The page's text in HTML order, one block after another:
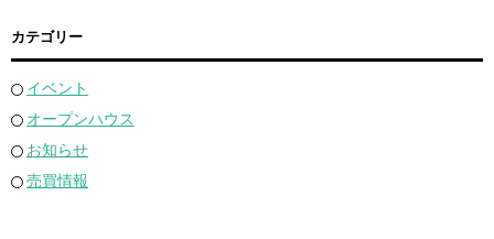
カテゴリー
イベント
オープンハウス
お知らせ
売買情報